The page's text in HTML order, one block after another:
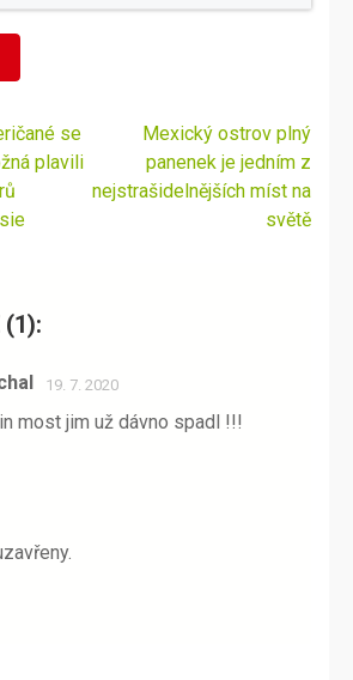
se
plavili
Mexický ostrov plný
panenek je jedním z
nejstrašidelnějších míst na
světě
(1):
19. 7. 2020
most jim už dávno spadl !!!